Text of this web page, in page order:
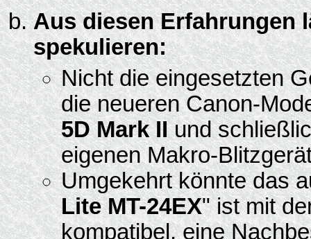
Aus diesen Erfahrungen
spekulieren:
Nicht die eingesetzten
die neueren Canon-
5D Mark IIund
eigenen Makro-
Umgekehrt könnte das
Lite MT-24EX" ist mit
kompatibel, eine